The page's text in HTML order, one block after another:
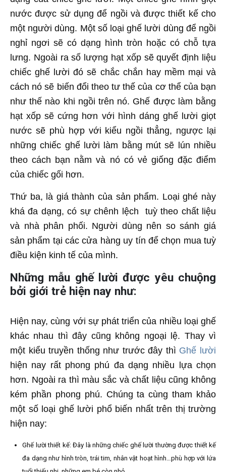
nước được sử dụng để ngồi và được thiết kế cho
một người dùng. Một số loại ghế lười dùng để ngồi
nghỉ ngơi sẽ có dạng hình tròn hoặc có chỗ tựa
lưng. Ngoài ra số lượng hạt xốp sẽ quyết định liệu
chiếc ghế lười đó sẽ chắc chắn hay mềm mại và
cách nó sẽ biến đổi theo tư thế của cơ thể của bạn
như thế nào khi ngồi trên nó. Ghế được làm bằng
hạt xốp sẽ cứng hơn với hình dáng ghế lười giọt
nước sẽ phù hợp với kiểu ngồi thẳng, ngược lại
những chiếc ghế lười làm bằng mút sẽ lún nhiều
theo cách bạn nằm và nó có vẻ giống đặc điểm
của chiếc gối hơn.
Thứ ba, là giá thành của sản phẩm. Loại ghé này
khá đa dạng, có sự chênh lệch tuỳ theo chất liệu
và nhà phân phối. Người dùng nên so sánh giá
sản phẩm tại các cửa hàng uy tín để chọn mua tuỳ
điều kiện kinh tế của mình.
Những mẫu ghế lười được yêu chuộng
bởi giới trẻ hiện nay như:
Hiện nay, cùng với sự phát triển của nhiều loại ghế
khác nhau thì đây cũng không ngoại lệ. Thay vì
một kiểu truyền thống như trước đây thì Ghế lười
hiện nay rất phong phú đa dạng nhiều lựa chọn
hơn. Ngoài ra thì màu sắc và chất liệu cũng không
kém phần phong phú. Chúng ta cùng tham khảo
một số loại ghế lười phổ biến nhất trên thị trường
hiện nay:
Ghế lười thiết kế: Đây là những chiếc ghế lười thường được thiết kế
đa dạng như hình tròn, trái tim, nhân vật hoạt hình…phù hợp với lứa